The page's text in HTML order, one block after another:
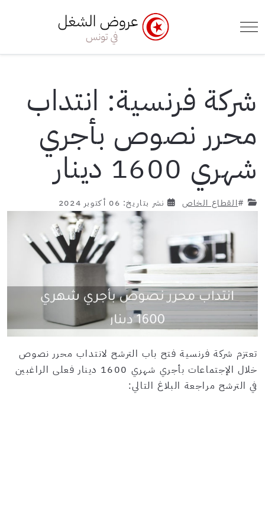
Mobile Menu Toggle
شركة فرنسية: انتداب
محرر نصوص بأجري
شهري 1600 دينار
#القطاع الخاص نشر بتاريخ: 06 أكتوبر 2024
تعتزم شركة فرنسية فتح باب الترشح لانتداب محرر نصوص
خلال الإجتماعات بأجري شهري 1600 دينار فعلى الراغبين
في الترشح مراجعة البلاغ التالي:
Toggle